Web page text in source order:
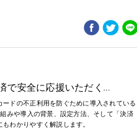
で安全に応援いただく…
ドの不正利用を防ぐために導入されている
みや導入の背景、設定方法、そして「決済
わかりやすく解説します。